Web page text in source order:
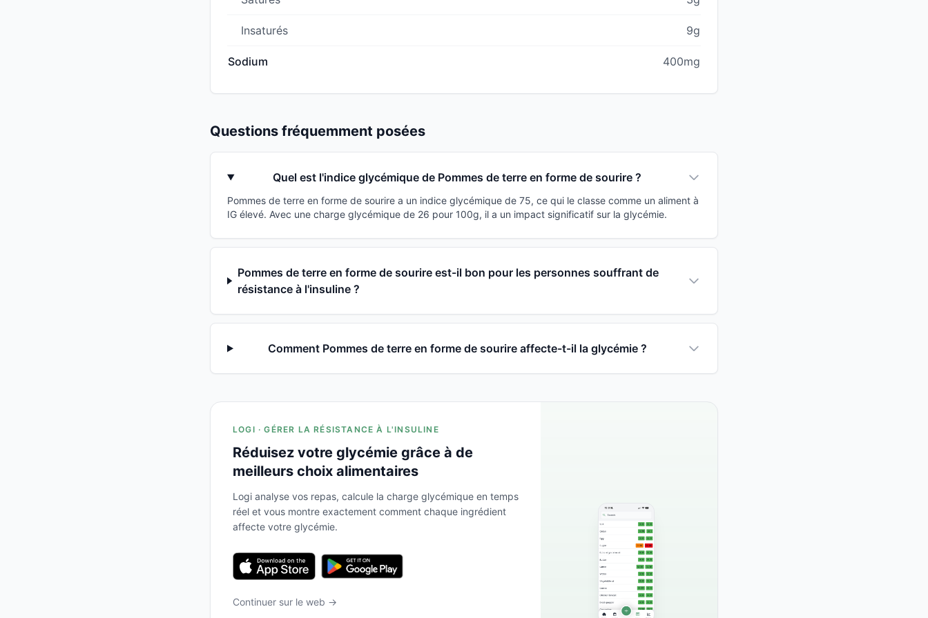
Insaturés 9g
Sodium 400mg
Questions fréquemment posées
Quel est l'indice glycémique de Pommes de terre en forme de sourire ?
Pommes de terre en forme de sourire a un indice glycémique de 75, ce qui le classe comme un aliment à
IG élevé. Avec une charge glycémique de 26 pour 100g, il a un impact significatif sur la glycémie.
Pommes de terre en forme de sourire est-il bon pour les personnes souffrant de
résistance à l'insuline ?
Comment Pommes de terre en forme de sourire affecte-t-il la glycémie ?
LOGI · GÉRER LA RÉSISTANCE À L'INSULINE
Réduisez votre glycémie grâce à de
meilleurs choix alimentaires
Logi analyse vos repas, calcule la charge glycémique en temps
réel et vous montre exactement comment chaque ingrédient
affecte votre glycémie.
Continuer sur le web →